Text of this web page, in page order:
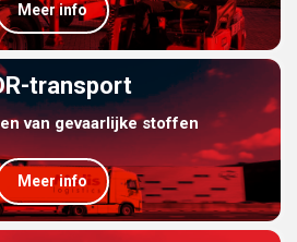
Meer info
transport
van gevaarlijke stoffen
Meer info